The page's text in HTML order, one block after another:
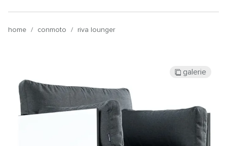
home / conmoto / riva lounger
galerie